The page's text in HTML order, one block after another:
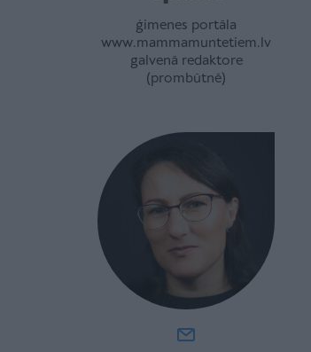
ģimenes portāla
www.mammamuntetiem.lv
galvenā redaktore
(prombūtnē)